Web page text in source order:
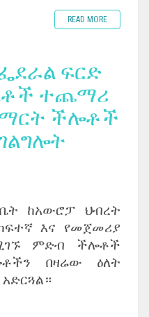
READ MORE
ፍርድ
ተጨማሪ
ችሎቶች
ከአውሮፓ ህብረት
እና የመጀመሪያ
ምድብ ችሎቶች
በዛሬው ዕለት